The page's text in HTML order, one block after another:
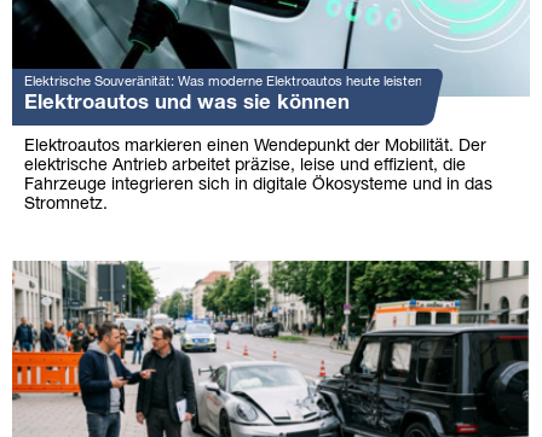
Elektrische Souveränität: Was moderne Elektroautos heute leisten
Elektroautos und was sie können
Elektroautos markieren einen Wendepunkt der Mobilität. Der
elektrische Antrieb arbeitet präzise, leise und effizient, die
Fahrzeuge integrieren sich in digitale Ökosysteme und in das
Stromnetz.